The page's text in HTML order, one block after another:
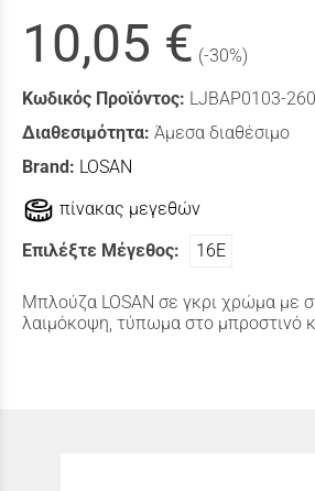
10,05 € (-30%)
Κωδικός Προϊόντος: LJBAP0103-
Διαθεσιμότητα: Άμεσα διαθέσιμο
Brand: LOSAN
πίνακας μεγεθών
Επιλέξτε Μέγεθος: 16Ε
Μπλούζα LOSAN σε γκρι χρώμα με
λαιμόκοψη, τύπωμα στο μπροστινό